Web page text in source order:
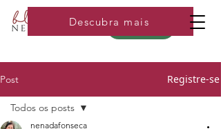
Loja
Descubra mais
Post Registre-se
Todos os posts
nenadafonseca